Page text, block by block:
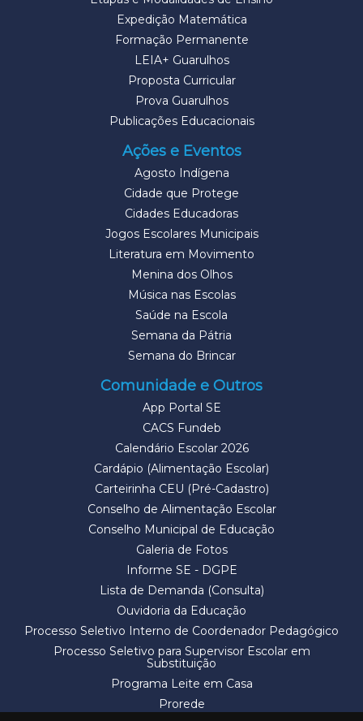
Expedição Matemática
Formação Permanente
LEIA+ Guarulhos
Proposta Curricular
Prova Guarulhos
Publicações Educacionais
Ações e Eventos
Agosto Indígena
Cidade que Protege
Cidades Educadoras
Jogos Escolares Municipais
Literatura em Movimento
Menina dos Olhos
Música nas Escolas
Saúde na Escola
Semana da Pátria
Semana do Brincar
Comunidade e Outros
App Portal SE
CACS Fundeb
Calendário Escolar 2026
Cardápio (Alimentação Escolar)
Carteirinha CEU (Pré-Cadastro)
Conselho de Alimentação Escolar
Conselho Municipal de Educação
Galeria de Fotos
Informe SE - DGPE
Lista de Demanda (Consulta)
Ouvidoria da Educação
Processo Seletivo Interno de Coordenador Pedagógico
Processo Seletivo para Supervisor Escolar em
Substituição
Programa Leite em Casa
Prorede